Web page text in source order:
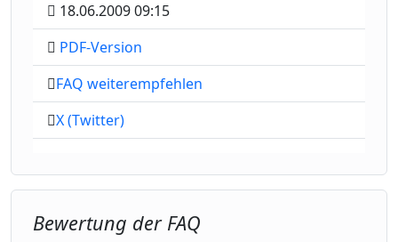
18.06.2009 09:15
PDF-Version
FAQ weiterempfehlen
X (Twitter)
Bewertung der FAQ